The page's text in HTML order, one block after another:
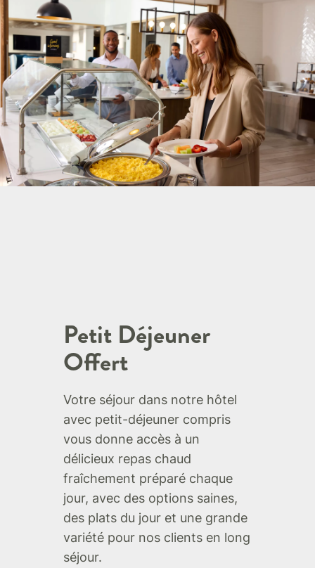
Petit Déjeuner
Offert
Votre séjour dans notre hôtel
avec petit-déjeuner compris
vous donne accès à un
délicieux repas chaud
fraîchement préparé chaque
jour, avec des options saines,
des plats du jour et une grande
variété pour nos clients en long
séjour.